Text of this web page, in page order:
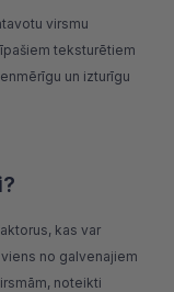
virsmu
teksturētiem
un izturīgu
kas var
no galvenajiem
noteikti